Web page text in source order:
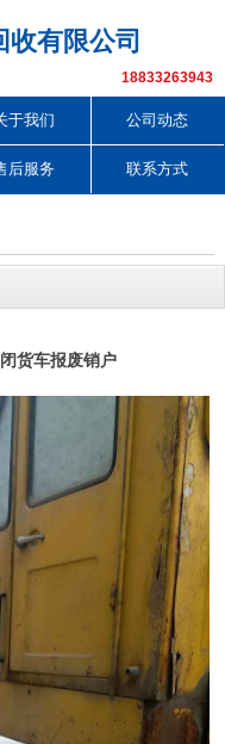
有限公司
18833263943
于我们 公司动态
后服务 联系方式
货车报废销户